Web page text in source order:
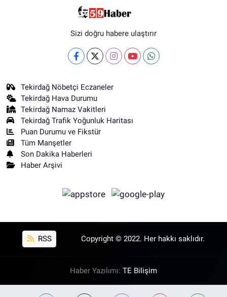
Sizi doğru habere ulaştırır
Tekirdağ Nöbetçi Eczaneler
Tekirdağ Hava Durumu
Tekirdağ Namaz Vakitleri
Tekirdağ Trafik Yoğunluk Haritası
Puan Durumu ve Fikstür
Tüm Manşetler
Son Dakika Haberleri
Haber Arşivi
RSS Copyright © 2022. Her hakkı saklıdır.
Haber Yazılımı: TE Bilişim